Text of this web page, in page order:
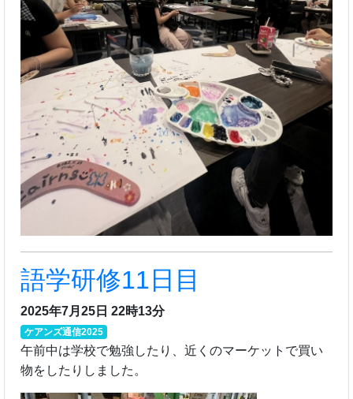
語学研修11日目
2025年7月25日 22時13分
ケアンズ通信2025
午前中は学校で勉強したり、近くのマーケットで買い
物をしたりしました。